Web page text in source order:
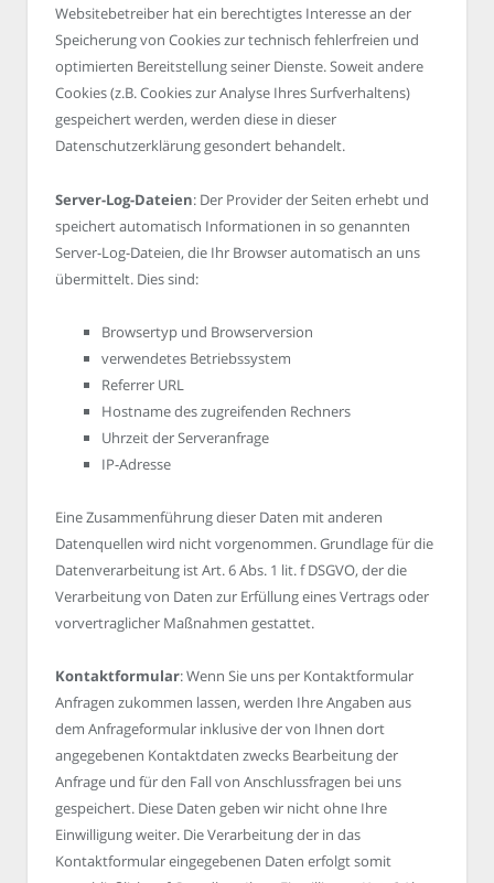
Websitebetreiber hat ein berechtigtes Interesse an der
Speicherung von Cookies zur technisch fehlerfreien und
optimierten Bereitstellung seiner Dienste. Soweit andere
Cookies (z.B. Cookies zur Analyse Ihres Surfverhaltens)
gespeichert werden, werden diese in dieser
Datenschutzerklärung gesondert behandelt.
Server-Log-Dateien: Der Provider der Seiten erhebt und
speichert automatisch Informationen in so genannten
Server-Log-Dateien, die Ihr Browser automatisch an uns
übermittelt. Dies sind:
Browsertyp und Browserversion
verwendetes Betriebssystem
Referrer URL
Hostname des zugreifenden Rechners
Uhrzeit der Serveranfrage
IP-Adresse
Eine Zusammenführung dieser Daten mit anderen
Datenquellen wird nicht vorgenommen. Grundlage für die
Datenverarbeitung ist Art. 6 Abs. 1 lit. f DSGVO, der die
Verarbeitung von Daten zur Erfüllung eines Vertrags oder
vorvertraglicher Maßnahmen gestattet.
Kontaktformular: Wenn Sie uns per Kontaktformular
Anfragen zukommen lassen, werden Ihre Angaben aus
dem Anfrageformular inklusive der von Ihnen dort
angegebenen Kontaktdaten zwecks Bearbeitung der
Anfrage und für den Fall von Anschlussfragen bei uns
gespeichert. Diese Daten geben wir nicht ohne Ihre
Einwilligung weiter. Die Verarbeitung der in das
Kontaktformular eingegebenen Daten erfolgt somit